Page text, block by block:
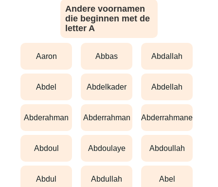
Andere voornamen
die beginnen met de
letter A
aaron abbas abdallah
abdel abdelkader abdellah
abderahman abderrahman abderrahmane
abdoul abdoulaye abdoullah
abdul abdullah abel